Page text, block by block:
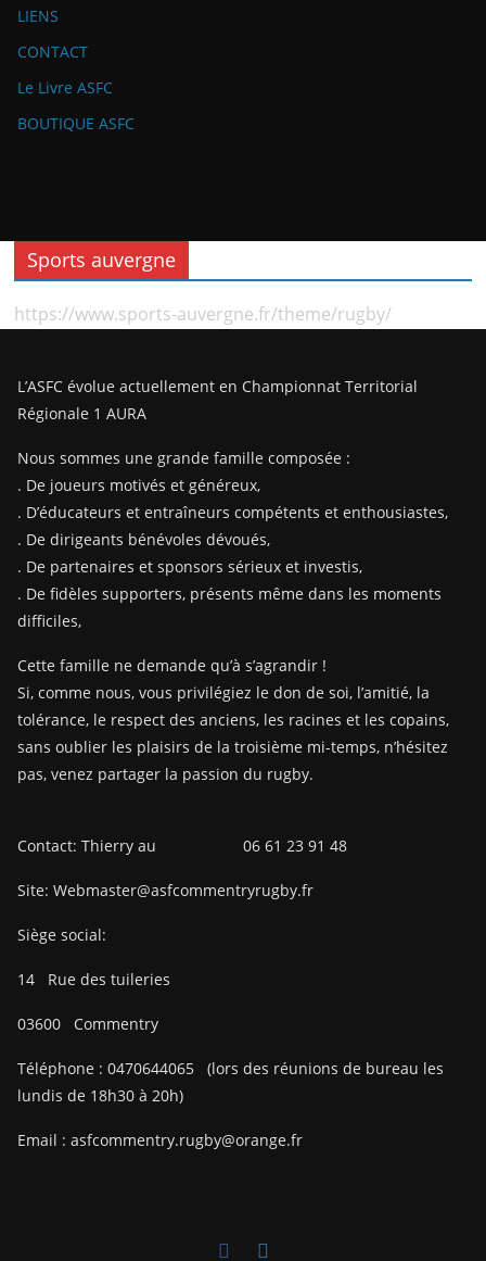
LIENS
CONTACT
Le Livre ASFC
BOUTIQUE ASFC
Sports auvergne
https://www.sports-auvergne.fr/theme/rugby/
L’ASFC évolue actuellement en Championnat Territorial
Régionale 1 AURA
Nous sommes une grande famille composée :
. De joueurs motivés et généreux,
. D’éducateurs et entraîneurs compétents et enthousiastes,
. De dirigeants bénévoles dévoués,
. De partenaires et sponsors sérieux et investis,
. De fidèles supporters, présents même dans les moments
difficiles,
Cette famille ne demande qu’à s’agrandir !
Si, comme nous, vous privilégiez le don de soi, l’amitié, la
tolérance, le respect des anciens, les racines et les copains,
sans oublier les plaisirs de la troisième mi-temps, n’hésitez
pas, venez partager la passion du rugby.
Contact: Thierry au 06 61 23 91 48
Site: Webmaster@asfcommentryrugby.fr
Siège social:
14 Rue des tuileries
03600 Commentry
Téléphone : 0470644065
(lors des réunions de bureau les
lundis de 18h30 à 20h)
Email : asfcommentry.rugby@orange.fr